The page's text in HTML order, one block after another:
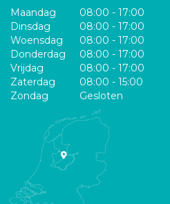
Maandag
08:00 - 17:00
Dinsdag
08:00 - 17:00
Woensdag
08:00 - 17:00
Donderdag
08:00 - 17:00
Vrijdag
08:00 - 17:00
Zaterdag
08:00 - 15:00
Zondag
Gesloten